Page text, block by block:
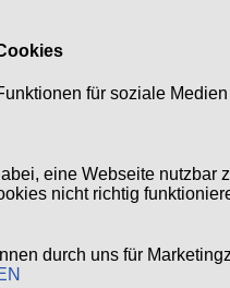
für soziale
eine Webseite
nicht richtig
durch uns für